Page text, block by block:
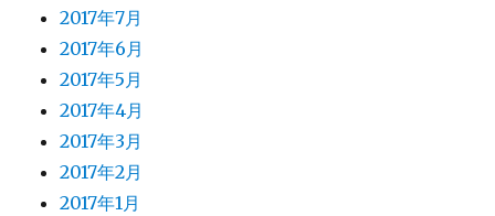
2017年7月
2017年6月
2017年5月
2017年4月
2017年3月
2017年2月
2017年1月